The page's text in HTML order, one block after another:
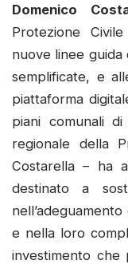
Domenico
Protezione
nuove linee
semplificate, e
piattaforma
piani comunali
regionale della
Costarella – ha
destinato a
e nella loro
investimento